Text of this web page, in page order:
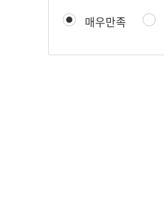
츠
족
만
족
매우만족